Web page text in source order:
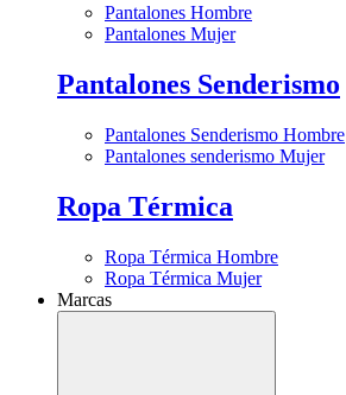
Pantalones Hombre
Pantalones Mujer
Pantalones Senderismo
Pantalones Senderismo Hombre
Pantalones senderismo Mujer
Ropa Térmica
Ropa Térmica Hombre
Ropa Térmica Mujer
Marcas